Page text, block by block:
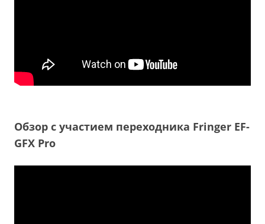
Обзор с участием переходника Fringer EF-
GFX Pro